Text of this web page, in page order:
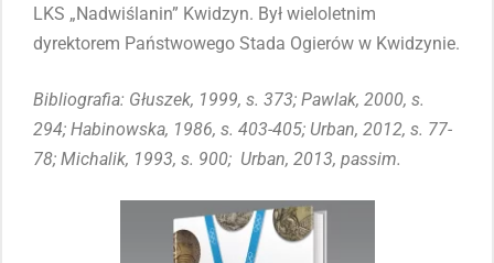
LKS „Nadwiślanin” Kwidzyn. Był wieloletnim
dyrektorem Państwowego Stada Ogierów w Kwidzynie.
Bibliografia: Głuszek, 1999, s. 373; Pawlak, 2000, s.
294; Habinowska, 1986, s. 403-405; Urban, 2012, s. 77-
78; Michalik, 1993, s. 900; Urban, 2013, passim.